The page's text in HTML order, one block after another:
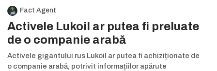
Fact Agent
Activele Lukoil ar putea fi preluate
de o companie arabă
Activele gigantului rus Lukoil ar putea fi achiziționate de
o companie arabă, potrivit informațiilor apărute